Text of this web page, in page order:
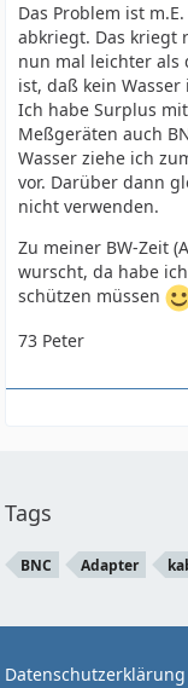
Das Problem ist
abkriegt. Das kriegt
nun mal leichter als
ist, daß kein
Ich habe Surplus
Meßgeräten auch
Wasser ziehe ich
vor. Darüber dann
nicht verwenden.
Zu meiner BW-Zeit
wurscht, da habe
schützen müssen
73 Peter
Tags
BNC Adapter
Datenschutzerklärung